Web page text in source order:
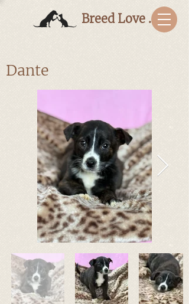
Breed Love Bulgaria
Dante